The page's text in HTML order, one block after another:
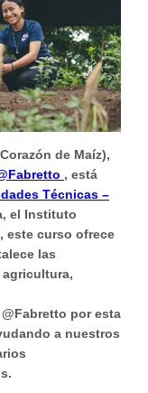
de Maíz),
, está
Técnicas –
el Instituto
este curso ofrece
las
por esta
a nuestros